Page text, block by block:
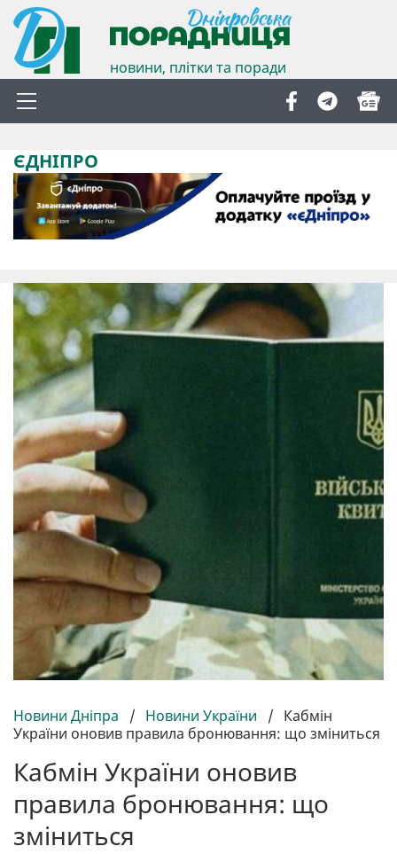
новини, плітки та поради
ЄДНІПРО
Новини Дніпра / Новини України / Кабмін
України оновив правила бронювання: що зміниться
Кабмін України оновив
правила бронювання: що
зміниться